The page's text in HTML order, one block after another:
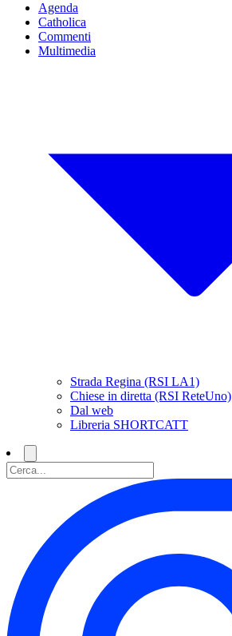
Agenda
Catholica
Commenti
Multimedia
Strada Regina (RSI LA1)
Chiese in diretta (RSI ReteUno)
Dal web
Libreria SHORTCATT